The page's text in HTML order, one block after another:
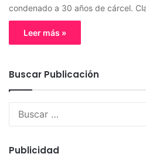
condenado a 30 años de cárcel.
Leer más »
Buscar Publicación
Publicidad